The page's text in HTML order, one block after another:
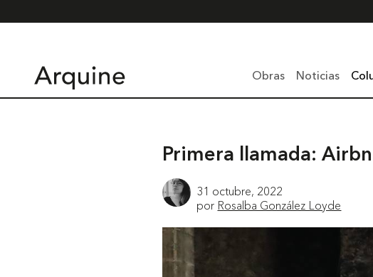
Obras Noticias
Primera llamada:
31 octubre, 2022
por Rosalba González Loyde